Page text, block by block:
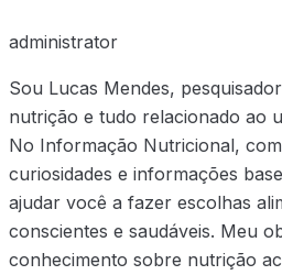
administrator
Sou Lucas Mendes,
nutrição e tudo relacionado ao
No Informação Nutricional,
curiosidades e informações
ajudar você a fazer escolhas
conscientes e saudáveis. Meu
conhecimento sobre nutrição